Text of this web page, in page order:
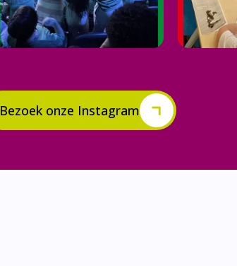
Bezoek onze Instagram